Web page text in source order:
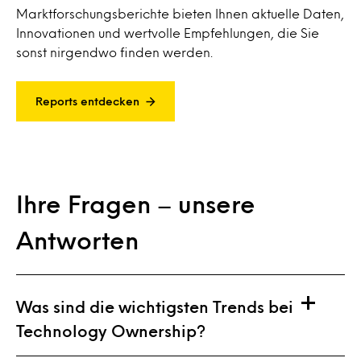
Marktforschungsberichte bieten Ihnen aktuelle Daten,
Innovationen und wertvolle Empfehlungen, die Sie
sonst nirgendwo finden werden.
Reports entdecken
Ihre Fragen – unsere
Antworten
Was sind die wichtigsten Trends bei
Technology Ownership?